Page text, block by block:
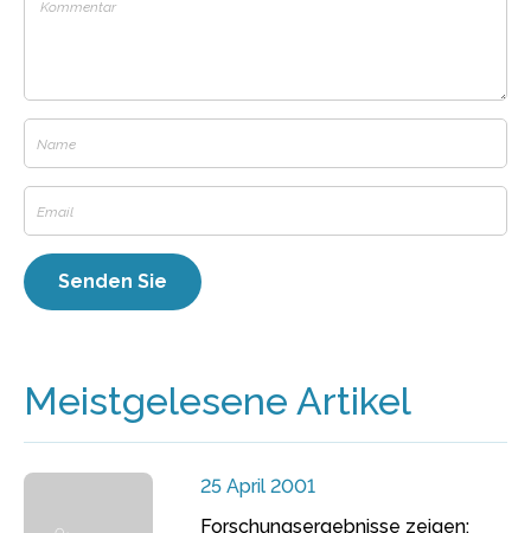
Meistgelesene Artikel
25 April 2001
Forschungsergebnisse zeigen: